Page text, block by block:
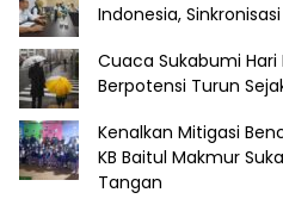
Indonesia,
Cuaca Sukabumi Hari
Berpotensi Turun
Kenalkan Mitigasi
KB Baitul Makmur
Tangan